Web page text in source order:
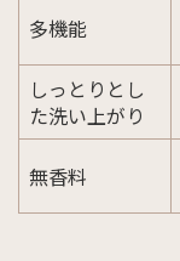
多機能
しっとりとし
た洗い上がり
無香料